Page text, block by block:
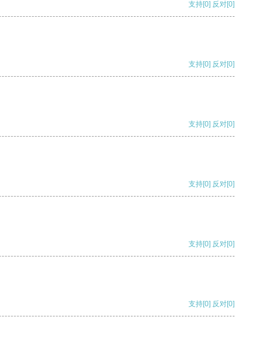
支持[0] 反对[0]
支持[0] 反对[0]
支持[0] 反对[0]
支持[0] 反对[0]
支持[0] 反对[0]
支持[0] 反对[0]